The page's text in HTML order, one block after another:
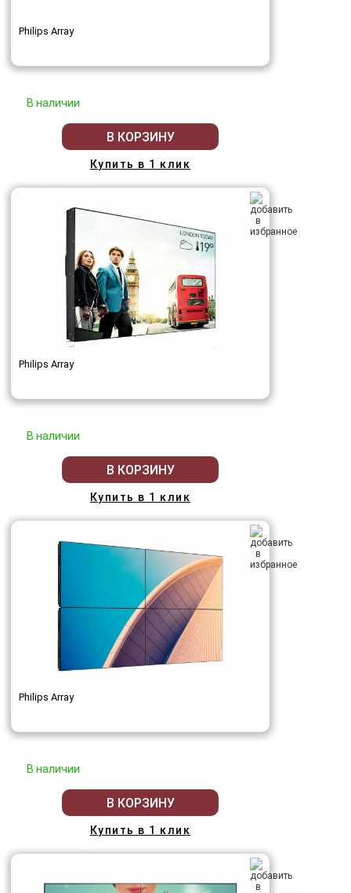
Philips Array
В наличии
В КОРЗИНУ
Купить в 1 клик
Philips Array
В наличии
В КОРЗИНУ
Купить в 1 клик
Philips Array
В наличии
В КОРЗИНУ
Купить в 1 клик